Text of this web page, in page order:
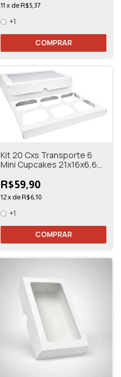
11 x de R$5,37
+1
COMPRAR
Kit 20 Cxs Transporte 6
Mini Cupcakes 21x16x6,6
R$59,90
12x de R$6,10
+1
COMPRAR